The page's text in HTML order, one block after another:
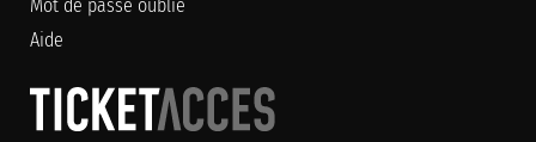
Mot de passe oublié
Aide